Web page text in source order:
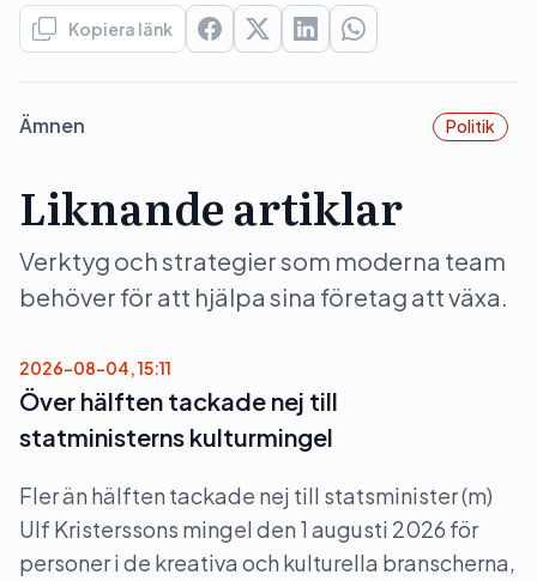
Kopiera länk
Ämnen Politik
Liknande artiklar
Verktyg och strategier som moderna team
behöver för att hjälpa sina företag att växa.
2026-08-04, 15:11
Över hälften tackade nej till
statministerns kulturmingel
Fler än hälften tackade nej till statsminister (m)
Ulf Kristerssons mingel den 1 augusti 2026 för
personer i de kreativa och kulturella branscherna,